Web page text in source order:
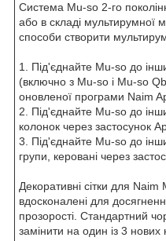
Система Mu-so 2-го
або в складі мультирумної
способи створити
1. Під'єднайте Mu-so до
(включно з Mu-so і Mu-so
оновленої програми Naim
2. Під'єднайте Mu-so до
колонок через застосунок
3. Під'єднайте Mu-so до
групи, керовані через
Декоративні сітки для
вдосконалені для
прозорості. Стандартний
замінити на один із 3